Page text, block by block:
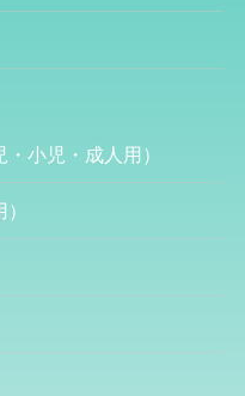
小児・成人用）